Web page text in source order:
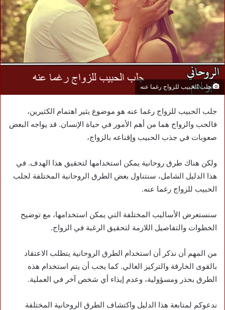
جلب الحبيب للزواج رغما عنه
جلب الحبيب للزواج رغما عنه هو موضوع يثير اهتمام الكثيرين،
فالحب والزواج هما من أهم الأمور في حياة الإنسان. قد يواجه البعض
صعوبات في جذب الحبيب وإقناعه بالزواج،
ولكن هناك طرق روحانية يمكن استخدامها لتحقيق هذا الهدف. في
هذا الدليل الشامل، سنتناول بعض الطرق الروحانية المختلفة لجلب
الحبيب للزواج رغما عنه.
سنستعرض الأساليب المختلفة التي يمكن استخدامها، مع توضيح
الخطوات والتفاصيل اللازمة لتحقيق الرغبة في الزواج.
من المهم أن نذكر أن استخدام الطرق الروحانية يتطلب الاعتقاد
بالقوى الخارقة والتركيز العالي. كما يجب أن يتم استخدام هذه
الطرق بحذر ومسؤولية، وعدم إيذاء أي شخص آخر في العملية.
ندعوكم لمتابعة هذا الدليل واكتشاف الطرق الروحانية المختلفة